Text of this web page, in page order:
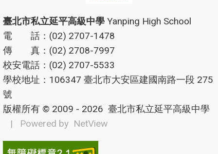
臺北市私立延平高級中學 Yanping High School
電 話：(02) 2707-1478
傳 真：(02) 2708-7997
校安電話：(02) 2707-5533
學校地址：106347 臺北市大安區建國南路一段 275
號
版權所有 © 2009 - 2026 臺北市私立延平高級中學
| Powered by NetView